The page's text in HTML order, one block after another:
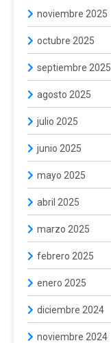
noviembre 2025
octubre 2025
septiembre 2025
agosto 2025
julio 2025
junio 2025
mayo 2025
abril 2025
marzo 2025
febrero 2025
enero 2025
diciembre 2024
noviembre 2024